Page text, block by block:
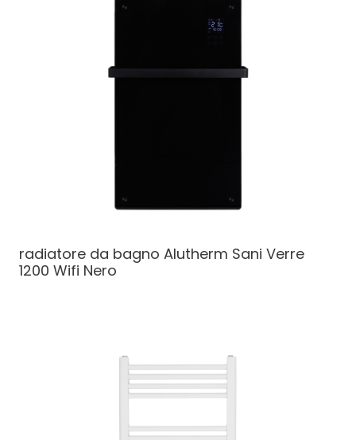
radiatore da bagno Alutherm Sani Verre
1200 Wifi Nero